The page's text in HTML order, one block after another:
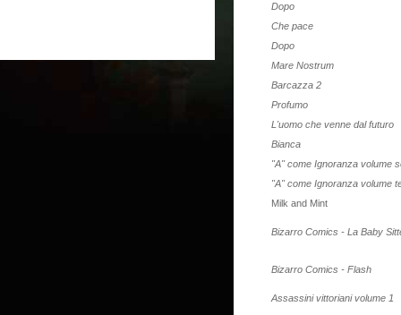
Dopo
Che pace
Dopo
Mare Nostrum
Barcazza 2
Profumo
L'uomo che venne dal futuro
Bianca
"A" come Ignoranza volume
"A" come Ignoranza volume
Milk and Mint
Bizarro Comics - La Baby
Bizarro Comics - Flash
Assassini vittoriani volume 1